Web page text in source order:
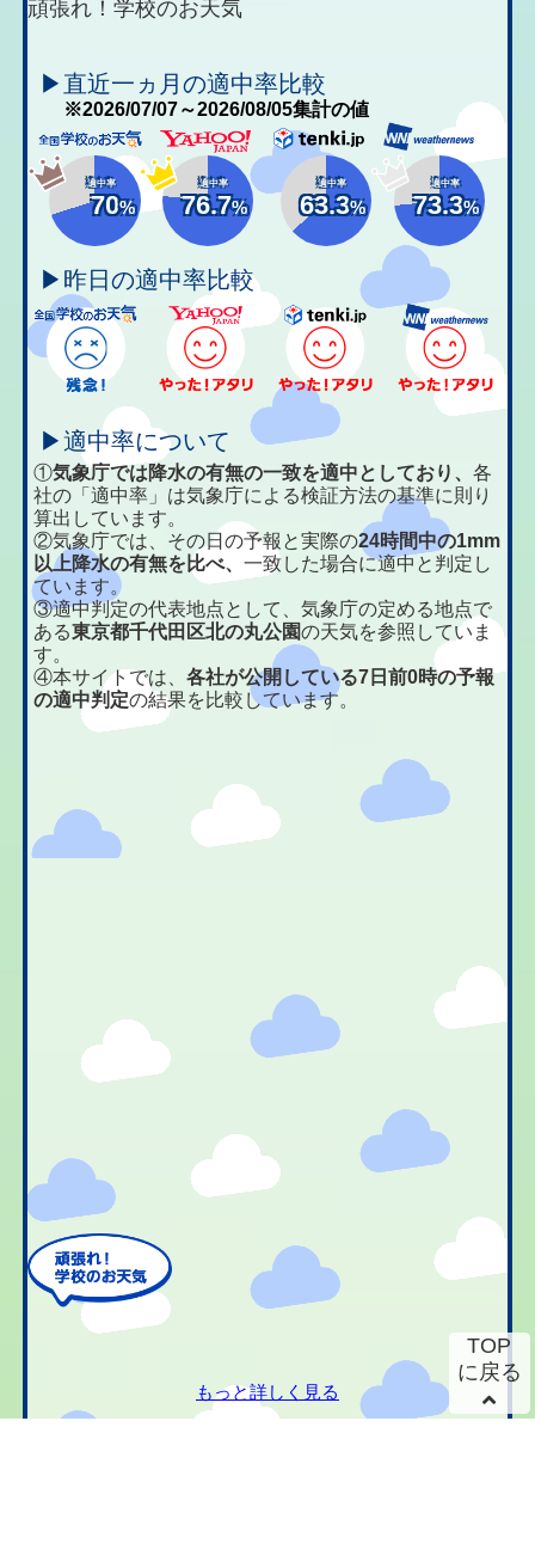
頑張れ！学校のお天気
▶直近一ヵ月の適中率比較
※2026/07/07～2026/08/05集計の値
適中率
70%
適中率
76.7%
適中率
63.3%
適中率
73.3%
▶昨日の適中率比較
▶適中率について
①気象庁では降水の有無の一致を適中としており、各
社の「適中率」は気象庁による検証方法の基準に則り
算出しています。
②気象庁では、その日の予報と実際の24時間中の1mm
以上降水の有無を比べ、一致した場合に適中と判定し
ています。
③適中判定の代表地点として、気象庁の定める地点で
ある東京都千代田区北の丸公園の天気を参照していま
す。
④本サイトでは、各社が公開している7日前0時の予報
の適中判定の結果を比較しています。
もっと詳しく見る
TOP
に戻る